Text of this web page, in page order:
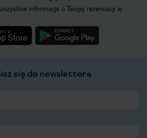
informacje o Twojej rezerwacji w
się do newslettera